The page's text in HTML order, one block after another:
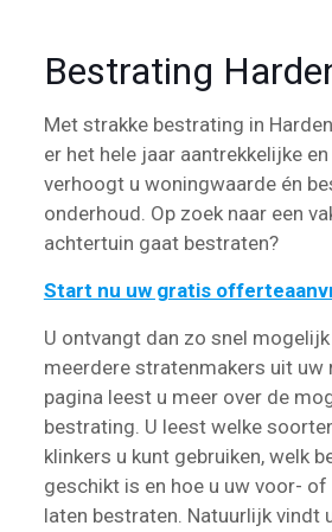
Bestrating
Met strakke bestrating in
er het hele jaar aantrekkelijke
verhoogt u woningwaarde én
onderhoud. Op zoek naar een
achtertuin gaat bestraten?
Start nu uw gratis
U ontvangt dan zo snel
meerdere stratenmakers uit uw
pagina leest u meer over de
bestrating. U leest welke
klinkers u kunt gebruiken, welk
geschikt is en hoe u uw voor-
laten bestraten. Natuurlijk vindt